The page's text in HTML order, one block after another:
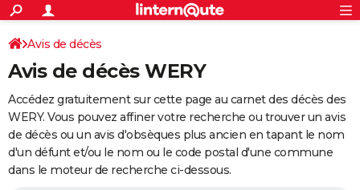
ACTUALITÉS
Politique
Société
Faits Divers
Education
Monde
Villes
+
SPORT
Coupe du monde 2026
Football
Tennis
Cyclisme
Rugby
Forum
Programme TV
TNT
Streaming
Cinéma
Sorties cinéma
Musique
+
FINANCE
Retraite
Impôts
Epargne
Immobilier
Risques naturels par ville
Banque
Assurance
Crédit
AUTO
Essais
Réserver un essai
Citadines
Berlines
SUV
Forum auto
+
Avis de décès
Avis de décès WERY
Accédez gratuitement sur cette page au carnet des décès des
WERY. Vous pouvez affiner votre recherche ou trouver un avis
de décès ou un avis d'obsèques plus ancien en tapant le nom
d'un défunt et/ou le nom ou le code postal d'une commune
dans le moteur de recherche ci-dessous.